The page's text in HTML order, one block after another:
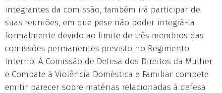
integrantes da comissão, também irá participar de
suas reuniões, em que pese não poder integrá-la
formalmente devido ao limite de três membros das
comissões permanentes previsto no Regimento
Interno. À Comissão de Defesa dos Direitos da Mulher
e Combate à Violência Doméstica e Familiar compete
emitir parecer sobre matérias relacionadas à defesa